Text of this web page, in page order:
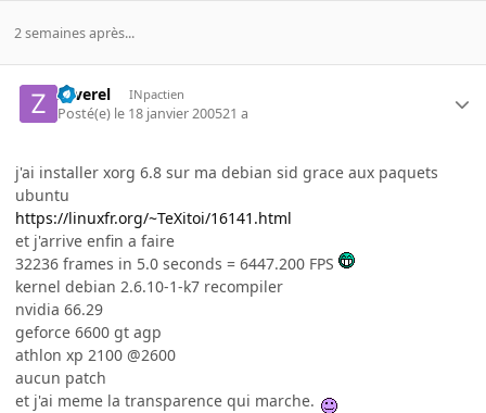
2 semaines après...
zaverel INpactien
Posté(e) le 18 janvier 200521 a
j'ai installer xorg 6.8 sur ma debian sid grace aux paquets
ubuntu
https://linuxfr.org/~TeXitoi/16141.html
et j'arrive enfin a faire
32236 frames in 5.0 seconds = 6447.200 FPS
kernel debian 2.6.10-1-k7 recompiler
nvidia 66.29
geforce 6600 gt agp
athlon xp 2100 @2600
aucun patch
et j'ai meme la transparence qui marche.